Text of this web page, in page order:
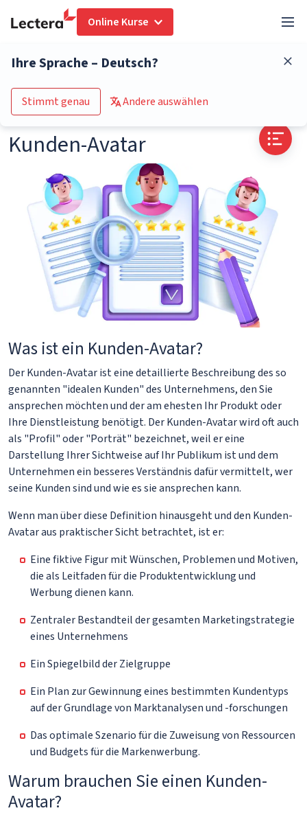
Online Kurse
Ihre Sprache – Deutsch?
Stimmt genau Andere auswählen
Zum Kurs-Katalog
Kunden-Avatar
Was ist ein Kunden-Avatar?
Der Kunden-Avatar ist eine detaillierte Beschreibung des so
genannten "idealen Kunden" des Unternehmens, den Sie
ansprechen möchten und der am ehesten Ihr Produkt oder
Ihre Dienstleistung benötigt. Der Kunden-Avatar wird oft auch
als "Profil" oder "Porträt" bezeichnet, weil er eine
Darstellung Ihrer Sichtweise auf Ihr Publikum ist und dem
Unternehmen ein besseres Verständnis dafür vermittelt, wer
seine Kunden sind und wie es sie ansprechen kann.
Wenn man über diese Definition hinausgeht und den Kunden-
Avatar aus praktischer Sicht betrachtet, ist er:
Eine fiktive Figur mit Wünschen, Problemen und Motiven,
die als Leitfaden für die Produktentwicklung und
Werbung dienen kann.
Zentraler Bestandteil der gesamten Marketingstrategie
eines Unternehmens
Ein Spiegelbild der Zielgruppe
Ein Plan zur Gewinnung eines bestimmten Kundentyps
auf der Grundlage von Marktanalysen und -forschungen
Das optimale Szenario für die Zuweisung von Ressourcen
und Budgets für die Markenwerbung.
Warum brauchen Sie einen Kunden-
Avatar?